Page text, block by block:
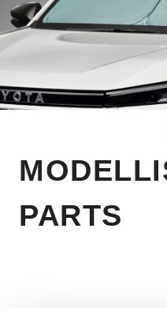
PARTS